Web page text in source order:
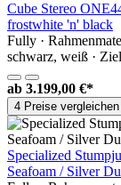
Cube Stereo
frostwhite 'n' black
Fully ·
schwarz, weiß ·
ab 3.199,00 €*
4 Preise vergleichen
Specialized
Seafoam / Silver